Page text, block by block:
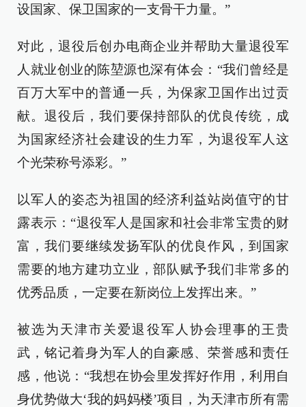
设国家、保卫国家的一支骨干力量。”
对此，退役后创办电商企业并帮助大量退役军
人就业创业的陈堃源也深有体会：“我们曾经是
百万大军中的普通一兵，为保家卫国作出过贡
献。退役后，我们要保持部队的优良传统，成
为国家经济社会建设的生力军，为退役军人这
个光荣称号添彩。”
以军人的姿态为祖国的经济利益站岗值守的甘
露表示：“退役军人是国家和社会非常宝贵的财
富，我们要继续发扬军队的优良作风，到国家
需要的地方建功立业，部队赋予我们非常多的
优秀品质，一定要在新岗位上发挥出来。”
被选为天津市关爱退役军人协会理事的王贵
武，铭记着身为军人的自豪感、荣誉感和责任
感，他说：“我想在协会里发挥好作用，利用自
身优势做大‘我的妈妈楼’项目，为天津市所有需